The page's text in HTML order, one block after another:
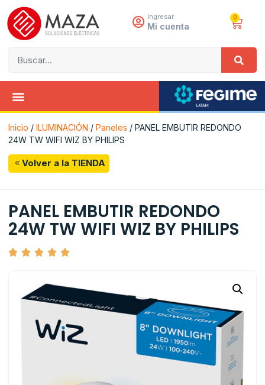
Ingresar
Mi cuenta
0
Inicio / ILUMINACIÓN / Paneles / PANEL EMBUTIR REDONDO
24W TW WIFI WIZ BY PHILIPS
Volver a la TIENDA
PANEL EMBUTIR REDONDO
24W TW WIFI WIZ BY PHILIPS